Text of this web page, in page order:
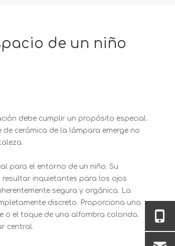
de un niño
debe cumplir un propósito especial.
cerámica de la lámpara emerge no
para el entorno de un niño. Su
resultar inquietantes para los ojos
segura y orgánica. La
discreto. Proporciona una
o el toque de una alfombra colorida.
central.